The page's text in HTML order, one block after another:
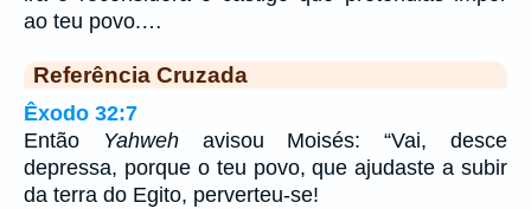
ao teu povo.…
Referência Cruzada
Êxodo 32:7
Então
Yahwehavisou Moisés: “Vai, desce
depressa, porque o teu povo, que ajudaste a subir
da terra do Egito, perverteu-se!